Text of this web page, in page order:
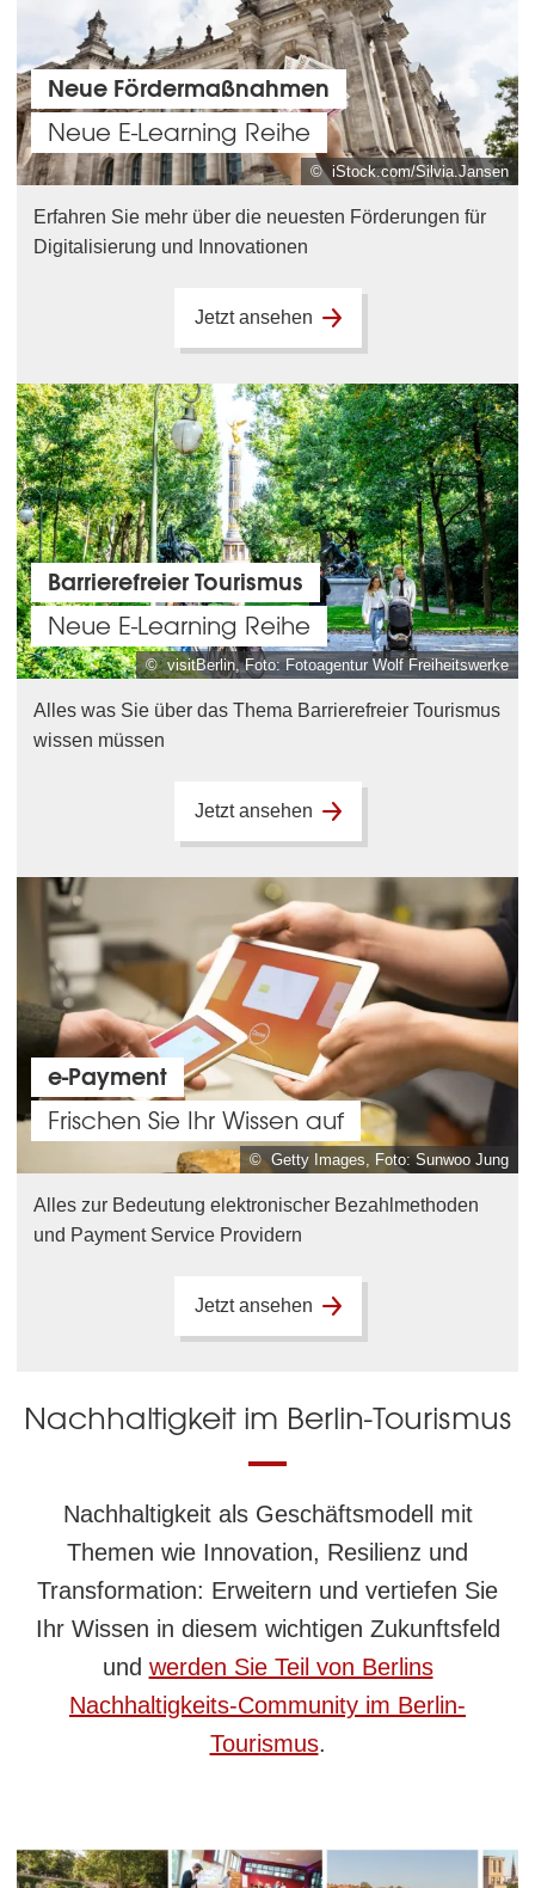
© iStock.com/Silvia.Jansen
Neue Fördermaßnahmen
Neue E-Learning Reihe
Erfahren Sie mehr über die neuesten Förderungen für
Digitalisierung und Innovationen
Jetzt ansehen
© visitBerlin, Foto: Fotoagentur Wolf Freiheitswerke
Barrierefreier Tourismus
Neue E-Learning Reihe
Alles was Sie über das Thema Barrierefreier Tourismus
wissen müssen
Jetzt ansehen
© Getty Images, Foto: Sunwoo Jung
e-Payment
Frischen Sie Ihr Wissen auf
Alles zur Bedeutung elektronischer Bezahlmethoden
und Payment Service Providern
Jetzt ansehen
Nachhaltigkeit im Berlin-Tourismus
Nachhaltigkeit als Geschäftsmodell mit
Themen wie Innovation, Resilienz und
Transformation: Erweitern und vertiefen Sie
Ihr Wissen in diesem wichtigen Zukunftsfeld
und werden Sie Teil von Berlins
Nachhaltigkeits-Community im Berlin-
Tourismus.